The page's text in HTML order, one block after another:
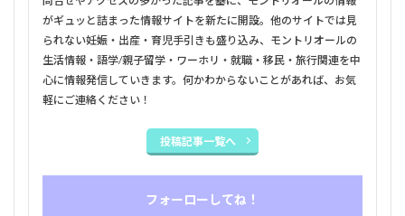
がギュッと詰まった情報サイトを新たに開設。他のサイトでは見
られない妊娠・出産・育児手引きも盛り込み、モントリオールの
生活情報・語学/親子留学・ワーホリ・就職・移民・旅行関連を中
心に情報発信していきます。何かわからないことがあれば、お気
軽にご連絡ください！
投稿記事一覧へ
フォーローしてね！